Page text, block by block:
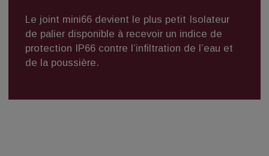
Le joint mini66 devient le plus petit Isolateur
de palier disponible à recevoir un indice de
protection IP66 contre l’infiltration de l’eau et
de la poussière.